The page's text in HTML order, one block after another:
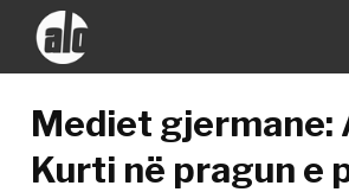
Mediet gjermane:
Kurti në pragun e